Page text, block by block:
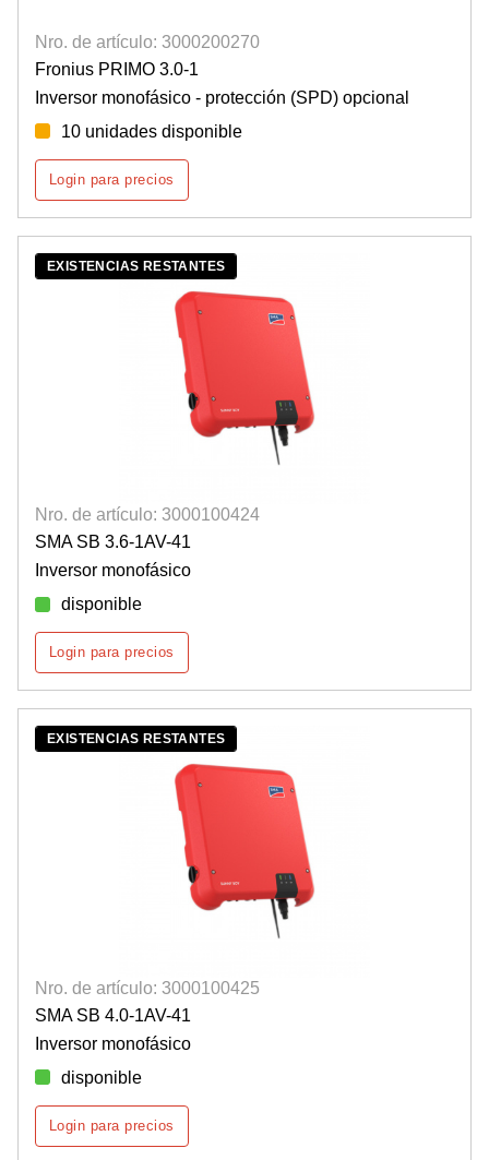
Nro. de artículo: 3000200270
Fronius PRIMO 3.0-1
Inversor monofásico - protección (SPD) opcional
10 unidades disponible
Login para precios
EXISTENCIAS RESTANTES
Nro. de artículo: 3000100424
SMA SB 3.6-1AV-41
Inversor monofásico
disponible
Login para precios
EXISTENCIAS RESTANTES
Nro. de artículo: 3000100425
SMA SB 4.0-1AV-41
Inversor monofásico
disponible
Login para precios